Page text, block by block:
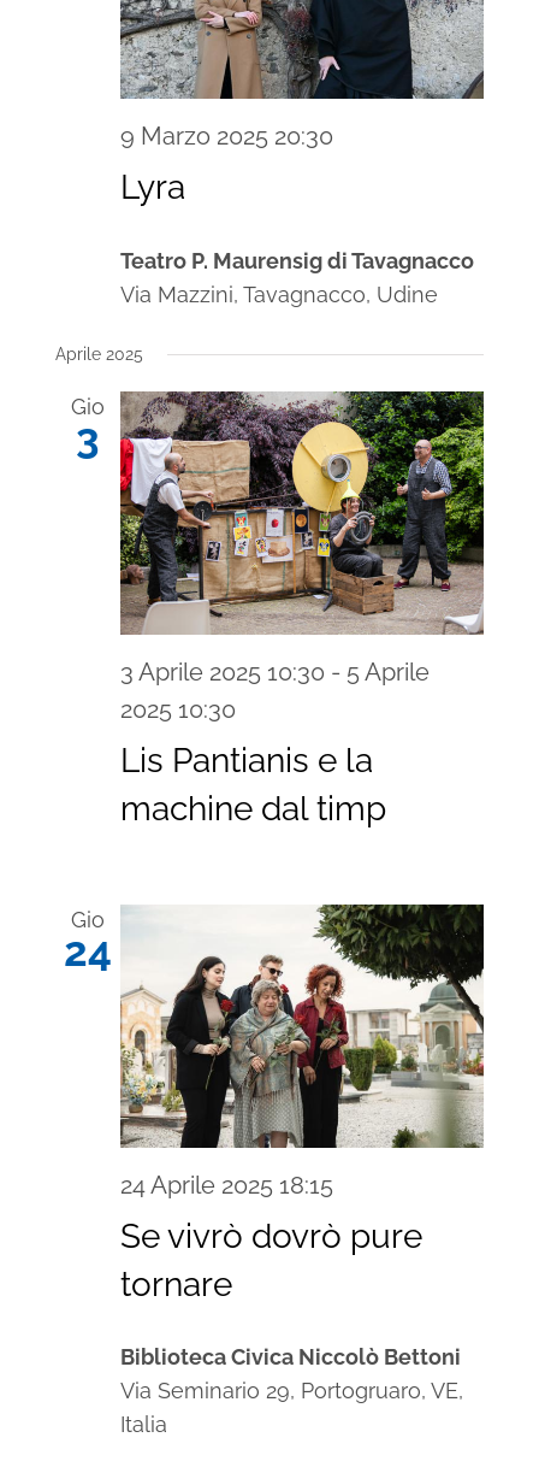
9 Marzo 2025 20:30
Lyra
Teatro P. Maurensig di Tavagnacco
Via Mazzini, Tavagnacco, Udine
Aprile 2025
Gio
3
3 Aprile 2025 10:30 - 5 Aprile
2025 10:30
Lis Pantianis e la
machine dal timp
Gio
24
24 Aprile 2025 18:15
Se vivrò dovrò pure
tornare
Biblioteca Civica Niccolò Bettoni
Via Seminario 29, Portogruaro, VE,
Italia